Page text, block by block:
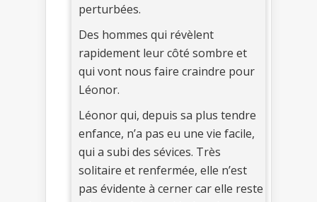
perturbées.
Des hommes qui révèlent
rapidement leur côté sombre et
qui vont nous faire craindre pour
Léonor.
Léonor qui, depuis sa plus tendre
enfance, n’a pas eu une vie facile,
qui a subi des sévices. Très
solitaire et renfermée, elle n’est
pas évidente à cerner car elle reste